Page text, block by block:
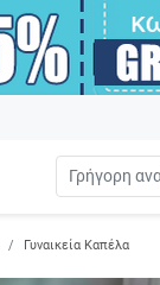
Γυναικεία Καπέλα